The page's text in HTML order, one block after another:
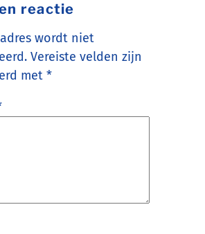
reactie
wordt niet
Vereiste velden zijn
met *